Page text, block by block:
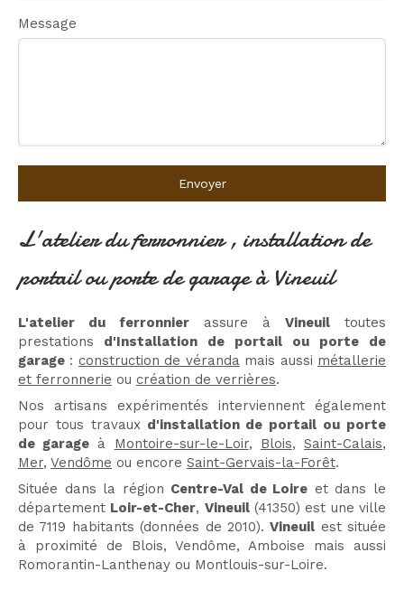
Message
Envoyer
L'atelier du ferronnier , installation de
portail ou porte de garage à Vineuil
L'atelier du ferronnier assure à Vineuiltoutes
prestations d'Installation de portail ou porte de
garage : construction de véranda mais aussi métallerie
et ferronnerie ou création de verrières.
Nos artisans expérimentés interviennent également
pour tous travauxd'installation de portail ou porte
de garage à Montoire-sur-le-Loir, Blois,Saint-Calais,
Mer, Vendôme ou encore Saint-Gervais-la-Forêt.
Située dans la région Centre-Val de Loire et dans le
département Loir-et-Cher, Vineuil(41350) est une ville
de 7119 habitants (données de 2010).Vineuil est située
à proximité de Blois, Vendôme, Amboise mais aussi
Romorantin-Lanthenay ou Montlouis-sur-Loire.